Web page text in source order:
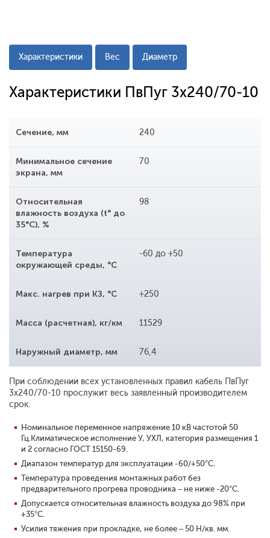
Характеристики Вес Диаметр
Характеристики ПвПуг 3x240/70-10
Сечение, мм 240
Минимальное сечение
экрана, мм
70
Относительная
влажность воздуха (t° до
35°С), %
98
Температура
окружающей среды, °С
-60 до +50
Макс. нагрев при КЗ, °С +250
Масса (расчетная), кг/км 11529
Наружный диаметр, мм 76,4
При соблюдении всех установленных правил кабель ПвПуг
3x240/70-10 прослужит весь заявленный производителем
срок.
Номинальное переменное напряжение 10 кВ частотой 50
Гц.Климатическое исполнение У, УХЛ, категория размещения 1
и 2 согласно ГОСТ 15150-69.
Диапазон температур для эксплуатации -60/+50°С.
Температура проведения монтажных работ без
предварительного прогрева проводника – не ниже -20°С.
Допускается относительная влажность воздуха до 98% при
+35°С.
Усилия тяжения при прокладке, не более – 50 Н/кв. мм.